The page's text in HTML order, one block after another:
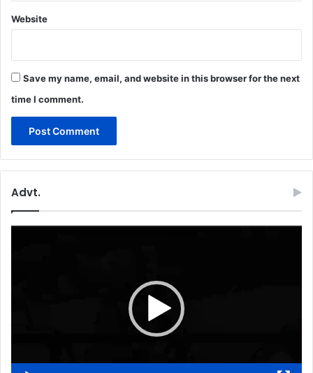
Website
Save my name, email, and website in this browser for the next
time I comment.
Advt.